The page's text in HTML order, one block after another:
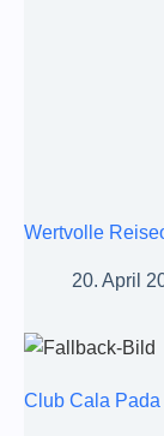
Wertvolle
20. April
Club Cala